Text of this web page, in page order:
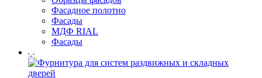
Фасадное полотно
Фасады
МДФ RIAL
Фасады